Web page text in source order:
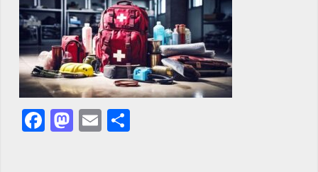
Facebook
Mastodon
Email